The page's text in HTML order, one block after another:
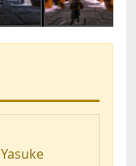
Yasuke